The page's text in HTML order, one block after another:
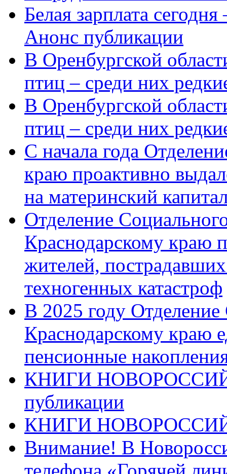
Белая зарплата
Анонс публикации
В Оренбургской
птиц – среди них
В Оренбургской
птиц – среди них
С начала года
краю проактивно
на материнский
Отделение
Краснодарскому краю
жителей,
техногенных катастроф
В 2025 году
Краснодарскому краю
пенсионные
КНИГИ
публикации
КНИГИ
Внимание! В